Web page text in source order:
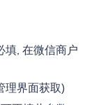
填, 在微信商户
理界面获取)